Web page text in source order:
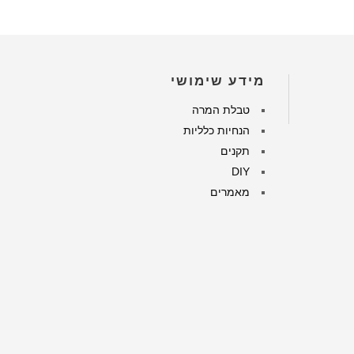
מידע שימושי
טבלת המרה
הנחיות כלליות
תקנים
DIY
מאמרים